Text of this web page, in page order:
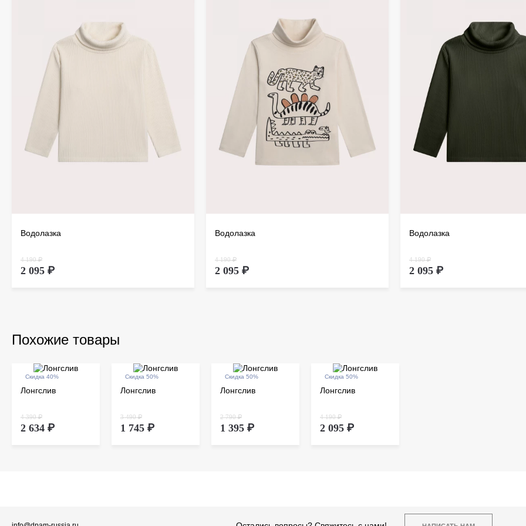
Водолазка
4 190 ₽
2 095 ₽
Водолазка
4 190 ₽
2 095 ₽
Водолазка
4 190 ₽
2 095 ₽
Похожие товары
Скидка 40%
Лонгслив
4 390 ₽
2 634 ₽
Скидка 50%
Лонгслив
3 490 ₽
1 745 ₽
Скидка 50%
Лонгслив
2 790 ₽
1 395 ₽
Скидка 50%
Лонгслив
4 190 ₽
2 095 ₽